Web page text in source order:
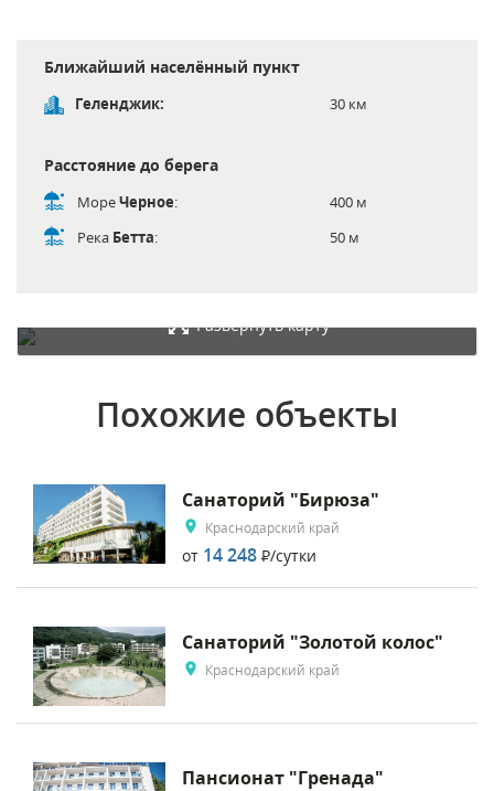
Ближайший населённый пункт
Геленджик: 30 км
Расстояние до берега
МореЧерное:
400 м
Река Бетта: 50 м
Развернуть карту
Похожие объекты
Санаторий "Бирюза"
Краснодарский край
от 14 248 Р/сутки
Санаторий "Золотой колос"
Краснодарский край
Пансионат "Гренада"